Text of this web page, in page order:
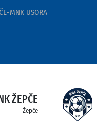
MNK USORA
ŽEPČE
Žepče